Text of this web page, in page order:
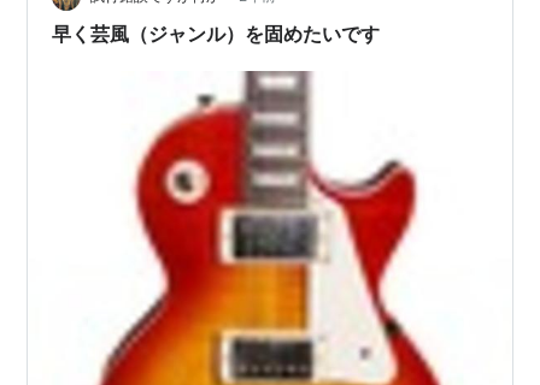
と思います。可哀想という言葉は適切ではないけど、も
早く芸風（ジャンル）を固めたいです